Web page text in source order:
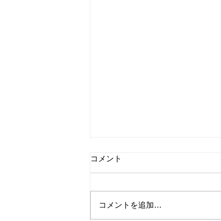
独り言：熱気が消えていくの
てから三週間が経とうとしてい
コメント
コメントを追加…